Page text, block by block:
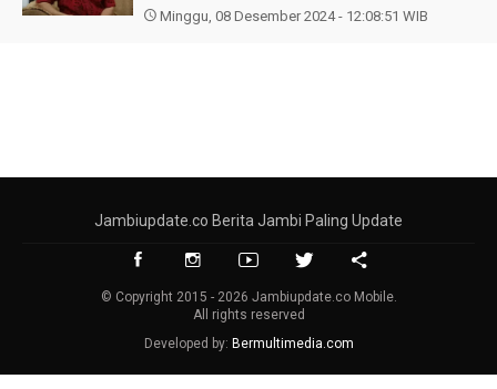
Minggu, 08 Desember 2024 - 12:08:51 WIB
Jambiupdate.co Berita Jambi Paling Update
© Copyright 2015 - 2026 Jambiupdate.co Mobile.
All rights reserved
Developed by: Bermultimedia.com